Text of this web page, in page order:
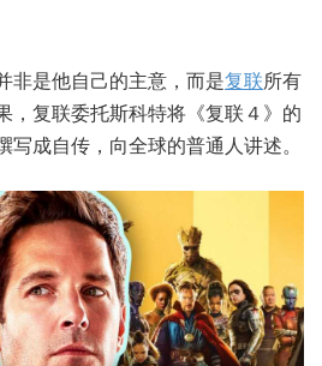
非是他自己的主意，而是复联所有
，复联委托斯科特将《复联４》的
成自传，向全球的普通人讲述。